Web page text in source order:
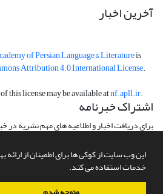
این وب سایت از کوکی ها برای اطمینان از ارائه
خدمات استفاده می کند.
آخرین اخبار
of Persian Language & Literatureis
Attribution 4.0 International License.
this license may be available atnf.apll.ir.
اشتراک خبرنامه
برای دریافت اخبار و اطلاعیه های مهم نشریه